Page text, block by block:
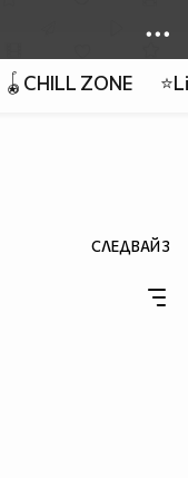
🪀CHILL ZONE
СЛЕДВАЙ3